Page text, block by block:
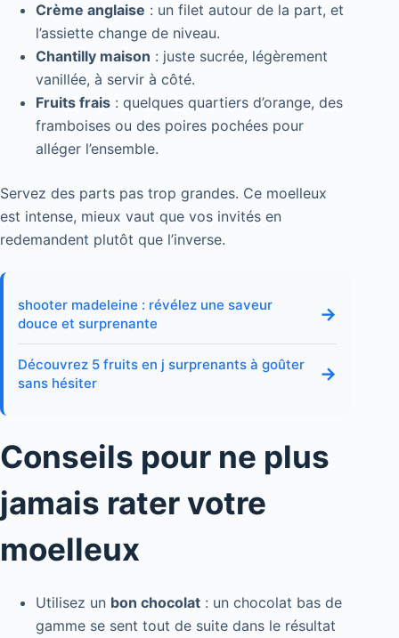
Crème anglaise : un filet autour de la part, et
l’assiette change de niveau.
Chantilly maison : juste sucrée, légèrement
vanillée, à servir à côté.
Fruits frais : quelques quartiers d’orange, des
framboises ou des poires pochées pour
alléger l’ensemble.
Servez des parts pas trop grandes. Ce moelleux
est intense, mieux vaut que vos invités en
redemandent plutôt que l’inverse.
shooter madeleine : révélez une saveur
douce et surprenante
→
Découvrez 5 fruits en j surprenants à goûter
sans hésiter
→
Conseils pour ne plus
jamais rater votre
moelleux
Utilisez un bon chocolat : un chocolat bas de
gamme se sent tout de suite dans le résultat